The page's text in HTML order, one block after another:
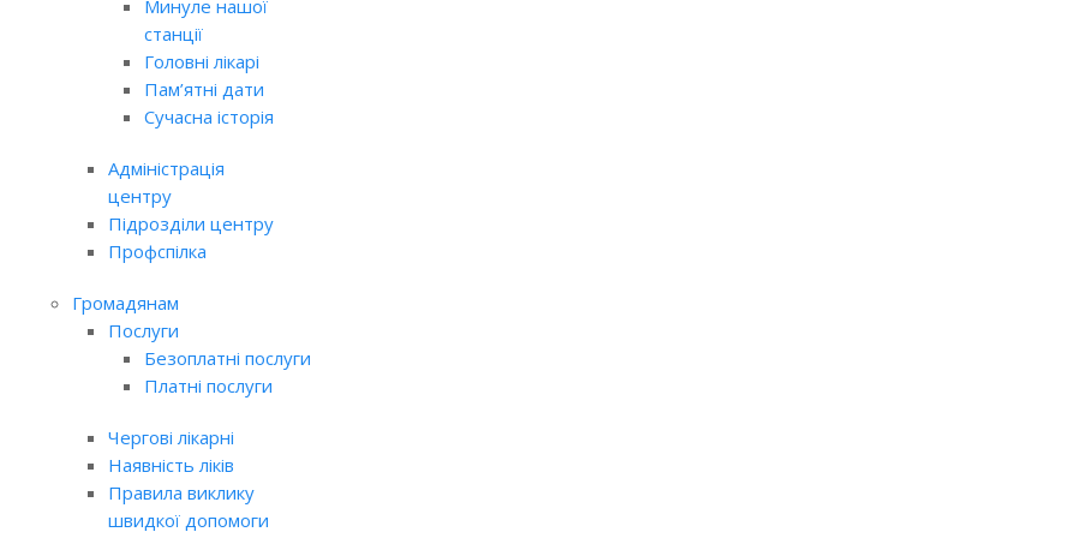
Минуле нашої
станції
Головні лікарі
Пам’ятні дати
Сучасна історія
Адміністрація
центру
Підрозділи центру
Профспілка
Громадянам
Послуги
Безоплатні послуги
Платні послуги
Чергові лікарні
Наявність ліків
Правила виклику
швидкої допомоги